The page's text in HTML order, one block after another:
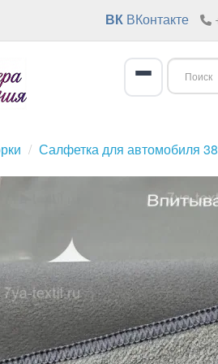
ВК ВКонтакте
Салфетка для автомобиля